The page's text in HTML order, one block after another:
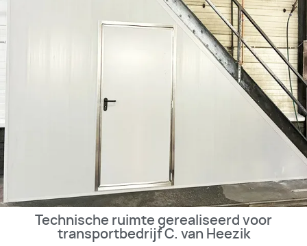
Technische ruimte gerealiseerd voor
transportbedrijf C. van Heezik